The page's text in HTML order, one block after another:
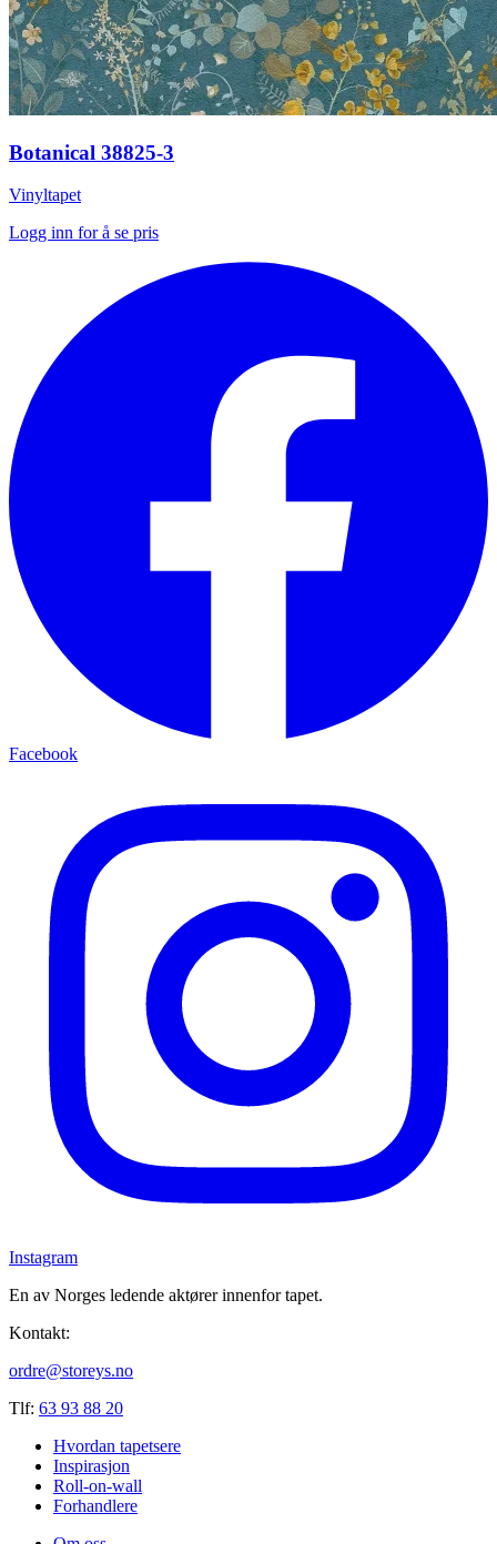
Botanical 38825-3
Vinyltapet
Logg inn for å se pris
Facebook
Instagram
En av Norges ledende aktører innenfor tapet.
Kontakt:
ordre@storeys.no
Tlf: 63 93 88 20
Hvordan tapetsere
Inspirasjon
Roll-on-wall
Forhandlere